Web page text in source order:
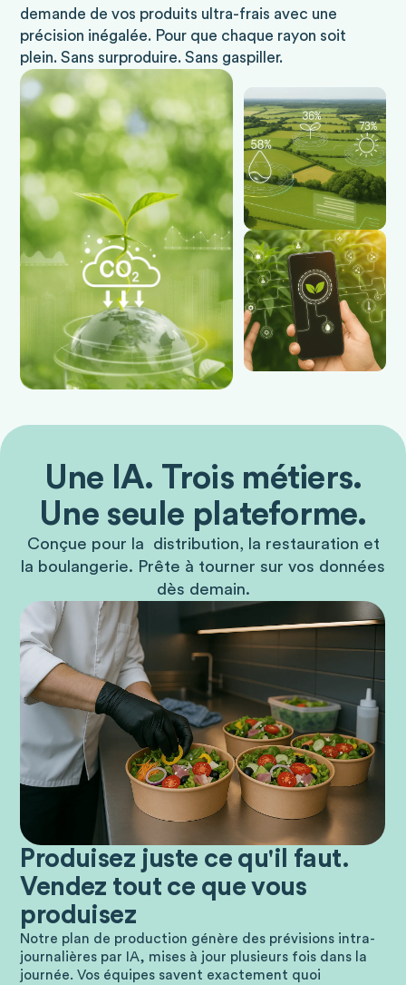
demande de vos produits ultra-frais avec une
précision inégalée. Pour que chaque rayon soit
plein. Sans surproduire. Sans gaspiller.
Une IA. Trois métiers.
Une seule plateforme.
Conçue pour la distribution, la restauration et
la boulangerie. Prête à tourner sur vos données
dès demain.
Restauration
Produisez juste ce qu'il faut.
Vendez tout ce que vous
produisez
Notre plan de production génère des prévisions intra-
journalières par IA, mises à jour plusieurs fois dans la
journée. Vos équipes savent exactement quoi